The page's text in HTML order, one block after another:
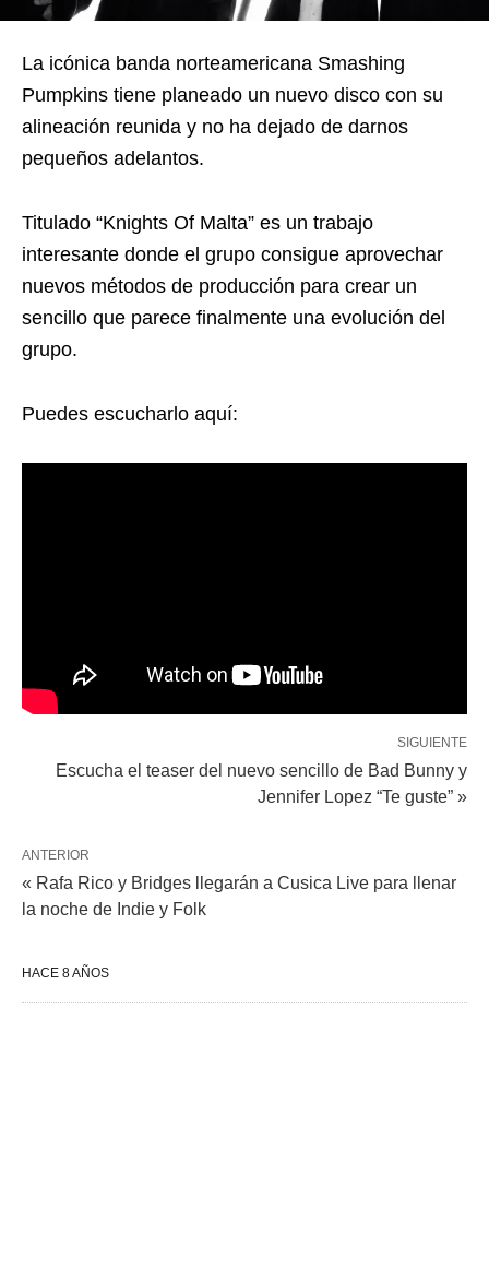
La icónica banda norteamericana Smashing
Pumpkins tiene planeado un nuevo disco con su
alineación reunida y no ha dejado de darnos
pequeños adelantos.
Titulado “Knights Of Malta” es un trabajo
interesante donde el grupo consigue aprovechar
nuevos métodos de producción para crear un
sencillo que parece finalmente una evolución del
grupo.
Puedes escucharlo aquí:
SIGUIENTE
Escucha el teaser del nuevo sencillo de Bad Bunny y
Jennifer Lopez “Te guste” »
ANTERIOR
« Rafa Rico y Bridges llegarán a Cusica Live para llenar
la noche de Indie y Folk
HACE 8 AÑOS